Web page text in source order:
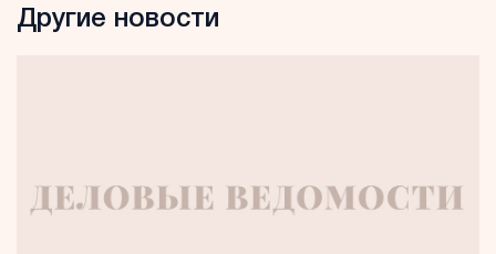
Другие новости